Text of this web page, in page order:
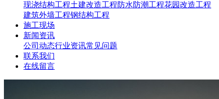
现浇结构工程土建改造工程防水防潮工程花园改造工程
建筑外墙工程钢结构工程
施工现场
新闻资讯
公司动态行业资讯常见问题
联系我们
在线留言